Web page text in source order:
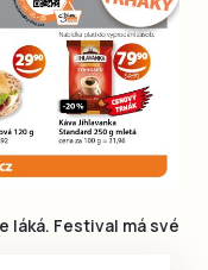
Registrovat
Čtenáři píší
Speciální přílohy
Inzerce
láká. Festival má své